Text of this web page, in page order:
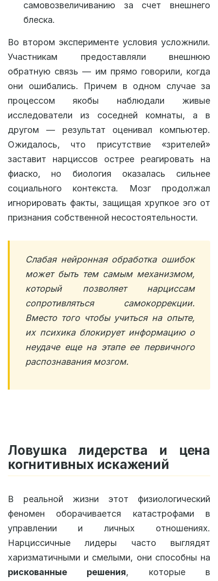
самовозвеличиванию за счет внешнего
блеска.
Во втором эксперименте условия усложнили.
Участникам предоставляли внешнюю
обратную связь — им прямо говорили, когда
они ошибались. Причем в одном случае за
процессом якобы наблюдали живые
исследователи из соседней комнаты, а в
другом — результат оценивал компьютер.
Ожидалось, что присутствие «зрителей»
заставит нарциссов острее реагировать на
фиаско, но биология оказалась сильнее
социального контекста. Мозг продолжал
игнорировать факты, защищая хрупкое эго от
признания собственной несостоятельности.
Слабая нейронная обработка ошибок
может быть тем самым механизмом,
который позволяет нарциссам
сопротивляться самокоррекции.
Вместо того чтобы учиться на опыте,
их психика блокирует информацию о
неудаче еще на этапе ее первичного
распознавания мозгом.
Ловушка лидерства и цена
когнитивных искажений
В реальной жизни этот физиологический
феномен оборачивается катастрофами в
управлении и личных отношениях.
Нарциссичные лидеры часто выглядят
харизматичными и смелыми, они способны на
рискованные решения, которые в